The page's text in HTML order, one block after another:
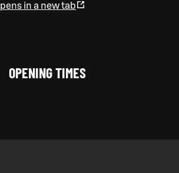
in a new tab
OPENING TIMES